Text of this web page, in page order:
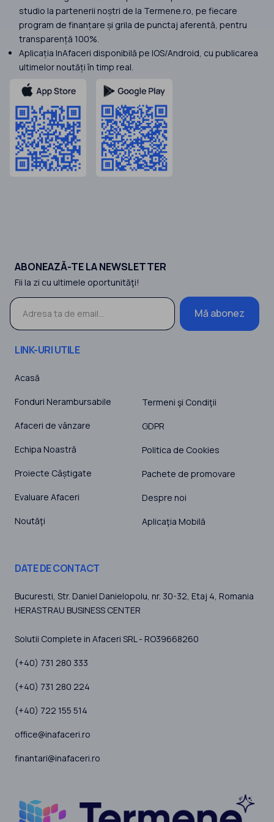
studio la partenerii noștri de la Termene.ro, pe fiecare
program de finanțare și grila de punctaj aferentă, pentru
transparență 100%.
Aplicația InAfaceri disponibilă pe IOS/Android, cu publicarea
ultimelor noutăți în timp real.
ABONEAZĂ-TE LA NEWSLETTER
Fii la zi cu ultimele oportunităţi!
Mă abonez
LINK-URI UTILE
Acasă
Fonduri Nerambursabile
Afaceri de vânzare
Echipa Noastră
Proiecte Câștigate
Evaluare Afaceri
Noutăţi
Termeni şi Condiţii
GDPR
Politica de Cookies
Pachete de promovare
Despre noi
Aplicaţia Mobilă
DATE DE CONTACT
Bucuresti, Str. Daniel Danielopolu, nr. 30-32, Etaj 4, Romania
HERASTRAU BUSINESS CENTER
Solutii Complete in Afaceri SRL - RO39668260
(+40) 731 280 333
(+40) 731 280 224
(+40) 722 155 514
office@inafaceri.ro
finantari@inafaceri.ro